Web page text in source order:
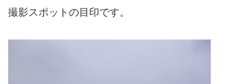
撮影スポットの目印です。